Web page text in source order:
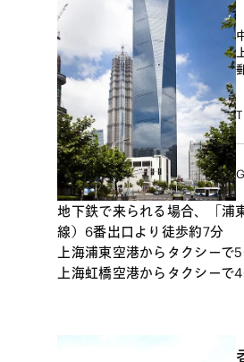
地下鉄で来られる場合、「浦
線）6番出口より徒歩約7分
上海浦東空港からタクシーで
上海虹橋空港からタクシーで